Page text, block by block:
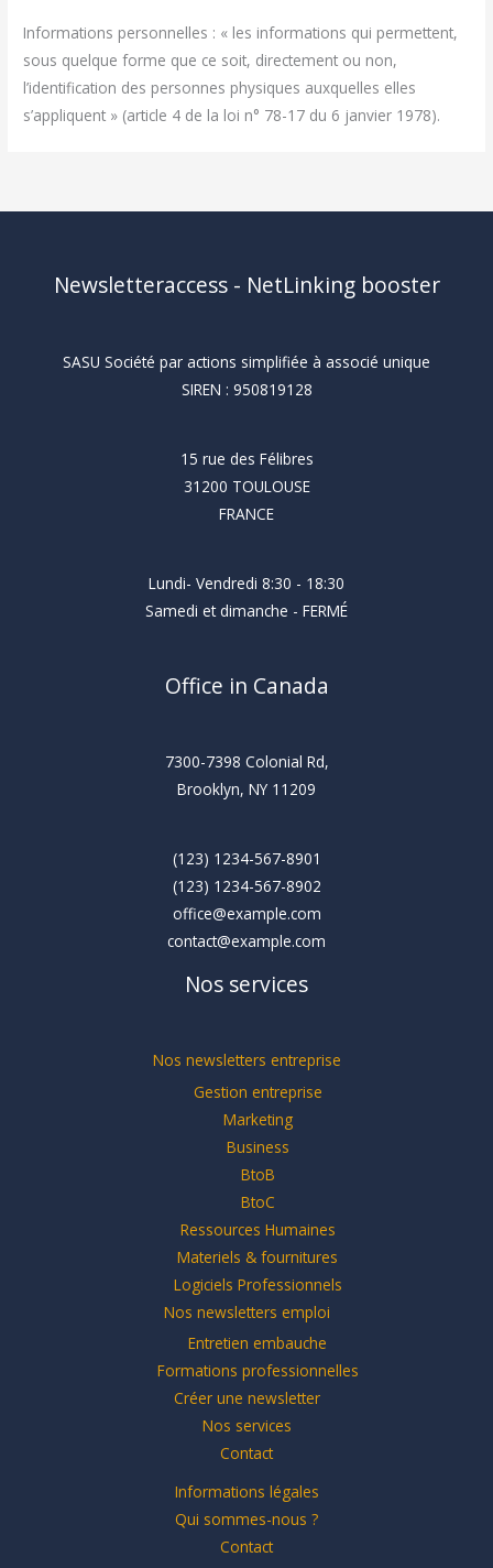
Informations personnelles : « les informations qui permettent,
sous quelque forme que ce soit, directement ou non,
l’identification des personnes physiques auxquelles elles
s’appliquent » (article 4 de la loi n° 78-17 du 6 janvier 1978).
Newsletteraccess - NetLinking booster
SASU Société par actions simplifiée à associé unique
SIREN : 950819128
15 rue des Félibres
31200 TOULOUSE
FRANCE
Lundi- Vendredi 8:30 - 18:30
Samedi et dimanche - FERMÉ
Office in Canada
7300-7398 Colonial Rd,
Brooklyn, NY 11209
(123) 1234-567-8901
(123) 1234-567-8902
office@example.com
contact@example.com
Nos services
Nos newsletters entreprise
Gestion entreprise
Marketing
Business
BtoB
BtoC
Ressources Humaines
Materiels & fournitures
Logiciels Professionnels
Nos newsletters emploi
Entretien embauche
Formations professionnelles
Créer une newsletter
Nos services
Contact
Informations légales
Qui sommes-nous ?
Contact